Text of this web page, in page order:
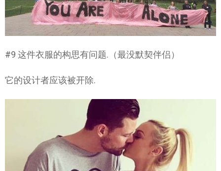
#9 这件衣服的构思有问题.（最没默契伴侣）
它的设计者应该被开除.